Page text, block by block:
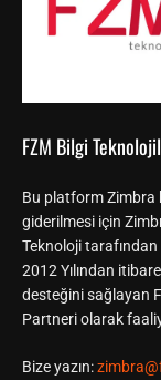
FZM Bilgi
Bu platform Zimbra
giderilmesi için
Teknoloji
2012 Yılından
desteğini sağlayan
Partneri olarak
Bize yazın: